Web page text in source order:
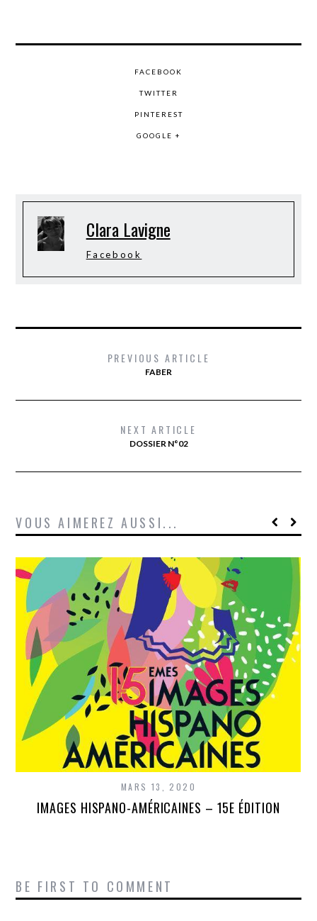
FACEBOOK
TWITTER
PINTEREST
GOOGLE +
Clara Lavigne
Facebook
PREVIOUS ARTICLE
FABER
NEXT ARTICLE
DOSSIER N°02
VOUS AIMEREZ AUSSI...
MARS 13, 2020
IMAGES HISPANO-AMÉRICAINES – 15E ÉDITION
BE FIRST TO COMMENT